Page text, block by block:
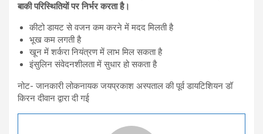
बाकी परिस्थितियों पर निर्भर करता है।
कीटो डायट से वजन कम करने में मदद मिलती है
भूख कम लगती है
खून में शर्करा नियंत्रण में लाभ मिल सकता है
इंसुलिन संवेदनशीलता में सुधार हो सकता है
नोट- जानकारी लोकनायक जयप्रकाश अस्पताल की पूर्व डायटिशियन डॉ
किरन दीवान द्वारा दी गई